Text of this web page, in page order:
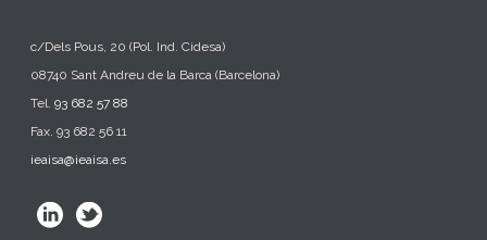
c/Dels Pous, 20 (Pol. Ind. Cidesa)
08740 Sant Andreu de la Barca (Barcelona)
Tel.93 682 57 88
Fax. 93 682 56 11
ieaisa@ieaisa.es